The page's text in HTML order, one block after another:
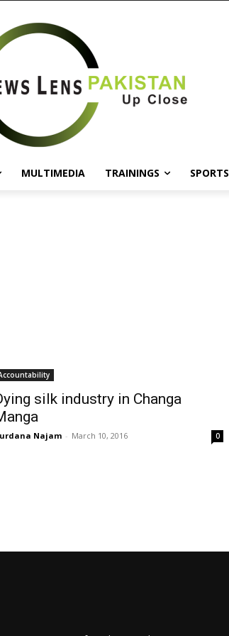
MULTIMEDIA TRAININGS SPORTS
silk industry in Changa
Najam - March 10, 2016 0